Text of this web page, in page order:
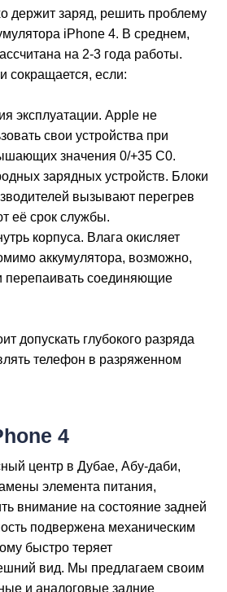
держит заряд, решить проблему
iPhone 4. В среднем,
на 2-3 года работы.
сокращается, если:
эксплуатации. Apple не
свои устройства при
значения 0/+35 С0.
зарядных устройств. Блоки
вызывают перегрев
её срок службы.
корпуса. Влага окисляет
аккумулятора, возможно,
перепаивать соединяющие
допускать глубокого разряда
телефон в разряженном
4
центр в Дубае, Абу-даби,
элемента питания,
внимание на состояние задней
подвержена механическим
быстро теряет
вид. Мы предлагаем своим
и аналоговые задние